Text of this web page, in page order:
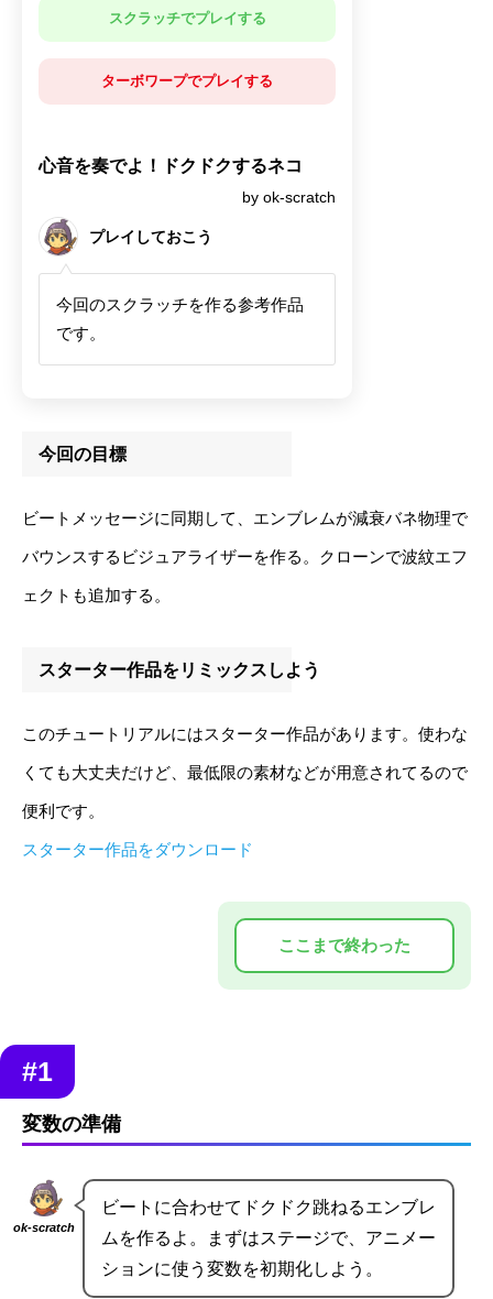
スクラッチでプレイする
ターボワープでプレイする
心音を奏でよ！ドクドクするネコ
by ok-scratch
プレイしておこう
今回のスクラッチを作る参考作品
です。
今回の目標
ビートメッセージに同期して、エンブレムが減衰バネ物理で
バウンスするビジュアライザーを作る。クローンで波紋エフ
ェクトも追加する。
スターター作品をリミックスしよう
このチュートリアルにはスターター作品があります。使わな
くても大丈夫だけど、最低限の素材などが用意されてるので
便利です。
スターター作品をダウンロード
#1
変数の準備
ok-scratch
ビートに合わせてドクドク跳ねるエンブレ
ムを作るよ。まずはステージで、アニメー
ションに使う変数を初期化しよう。